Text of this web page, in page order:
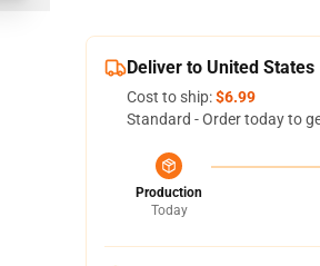
Deliver to United States
Cost to ship:$6.99
Standard - Order today to
Production
Today